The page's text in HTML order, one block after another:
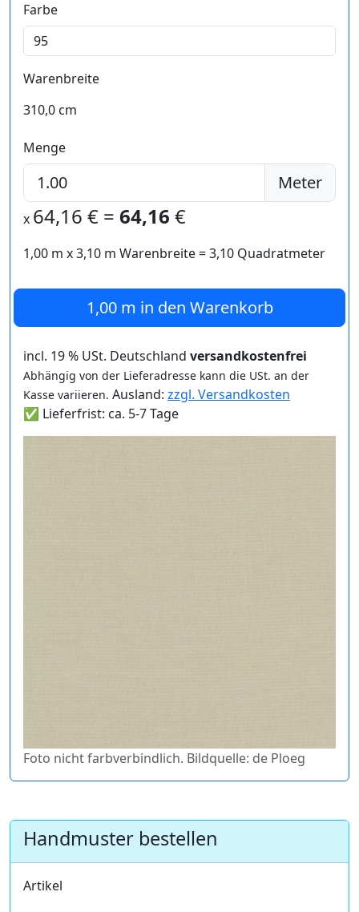
Farbe
Warenbreite
310,0 cm
Menge
Meter
x 64,16 € = 64,16 €
1,00 m x3,10 m Warenbreite =3,10 Quadratmeter
1,00 m in den Warenkorb
incl. 19 % USt. Deutschland versandkostenfrei
Abhängig von der Lieferadresse kann die USt. an der
Kasse variieren. Ausland: zzgl. Versandkosten
✅ Lieferfrist: ca. 5-7 Tage
Foto nicht farbverbindlich. Bildquelle: de Ploeg
Handmuster bestellen
Artikel